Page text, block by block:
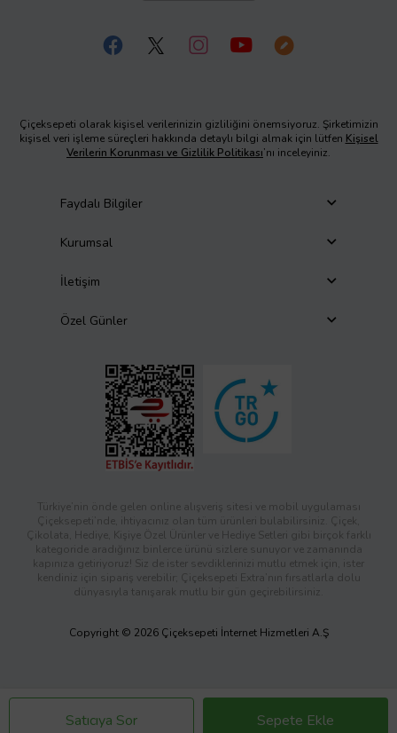
Satıcıya Sor Sepete Ekle
Çiçeksepeti olarak kişisel verilerinizin gizliliğini önemsiyoruz. Şirketimizin
kişisel veri işleme süreçleri hakkında detaylı bilgi almak için lütfen Kişisel
Verilerin Korunması ve Gizlilik Politikası’nı inceleyiniz.
Faydalı Bilgiler
Kurumsal
İletişim
Özel Günler
Türkiye’nin önde gelen online alışveriş sitesi ve mobil uygulaması
Çiçeksepeti’nde, ihtiyacınız olan tüm ürünleri bulabilirsiniz. Çiçek,
Çikolata, Hediye, Kişiye Özel Ürünler ve Hediye Setleri gibi birçok farklı
kategoride aradığınız binlerce ürünü sizlere sunuyor ve zamanında
kapınıza getiriyoruz! Siz de ister sevdiklerinizi mutlu etmek için, ister
kendiniz için sipariş verebilir; Çiçeksepeti Extra’nın fırsatlarla dolu
dünyasıyla tanışarak mutlu bir gün geçirebilirsiniz.
Copyright © 2026 Çiçeksepeti İnternet Hizmetleri A.Ş